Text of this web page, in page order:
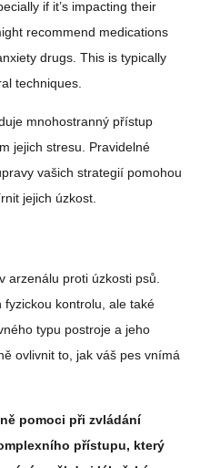
if it’s impacting their
recommend medications
drugs. This is typically
techniques.
mnohostranný přístup
jejich stresu. Pravidelné
vašich strategií pomohou
jejich úzkost.
arzenálu proti úzkosti psů.
kontrolu, ale také
typu postroje a jeho
ovlivnit to, jak váš pes vnímá
pomoci při zvládání
přístupu, který